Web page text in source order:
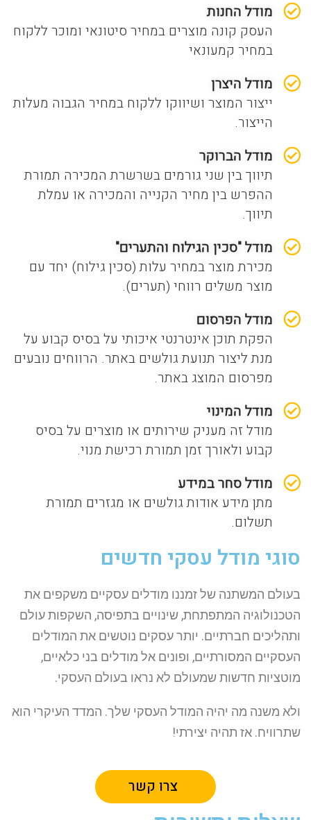
מודל החנות
העסק קונה מוצרים במחיר סיטונאי ומוכר ללקוח
במחיר קמעונאי
מודל היצרן
ייצור המוצר ושיווקו ללקוח במחיר הגבוה מעלות
הייצור.
מודל הברוקר
תיווך בין שני גורמים בשרשרת המכירה תמורת
ההפרש בין מחיר הקנייה והמכירה או עמלת
תיווך.
מודל "סכין הגילוח והתערים"
מכירת מוצר במחיר עלות (סכין גילוח) יחד עם
מוצר משלים רווחי (תערים).
מודל הפרסום
הפקת תוכן אינטרנטי איכותי על בסיס קבוע על
מנת ליצור תנועת גולשים באתר. הרווחים נובעים
מפרסום המוצג באתר.
מודל המינוי
מודל זה מעניק שירותים או מוצרים על בסיס
קבוע ולאורך זמן תמורת רכישת מנוי.
מודל סחר במידע
מתן מידע אודות גולשים או מגזרים תמורת
תשלום.
סוגי מודל עסקי חדשים
בעולם המשתנה של זמננו מודלים עסקיים משקפים את
הטכנולוגיה המתפתחת, שינויים בתפיסה, השקפות עולם
ותהליכים חברתיים. יותר עסקים נוטשים את המודלים
העסקיים המסורתיים, ופונים אל מודלים בני כלאיים,
מוטציות חדשות שמעולם לא נראו בעולם העסקי.
ולא משנה מה יהיה המודל העסקי שלך. המדד העיקרי הוא
שתרוויח. אז תהיה יצירתי!
צרו קשר